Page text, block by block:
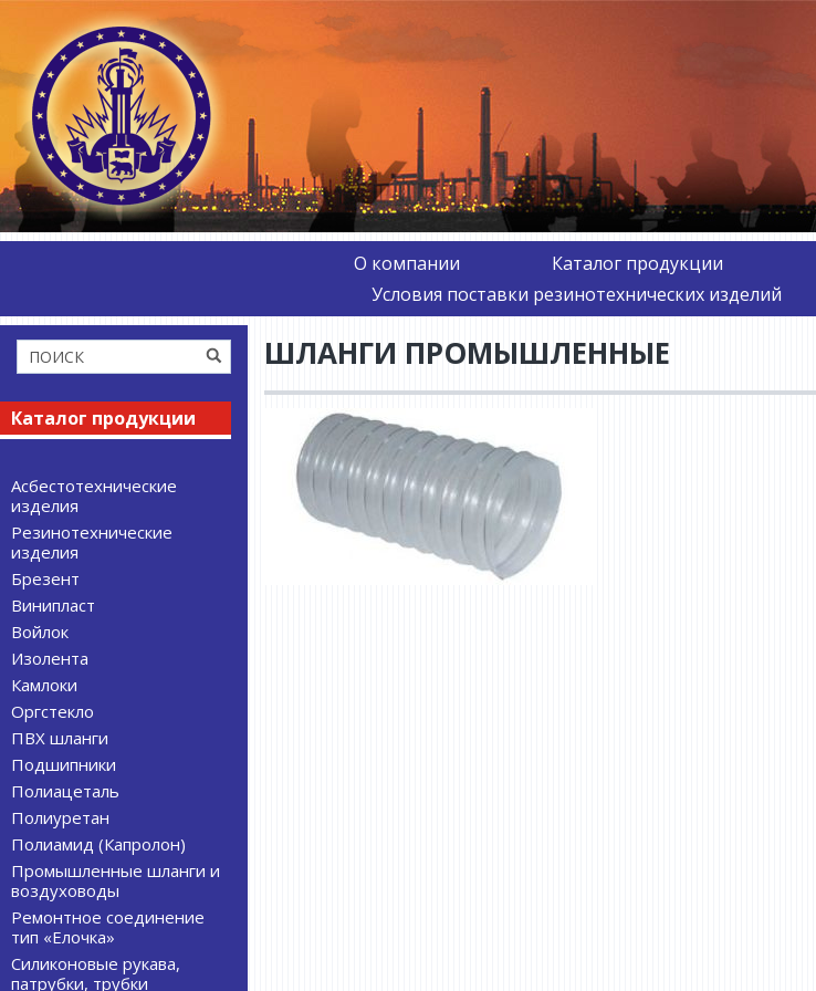
О компании Каталог продукции
Условия поставки резинотехнических изделий
Каталог продукции
Асбестотехнические
изделия
Резинотехнические
изделия
Брезент
Винипласт
Войлок
Изолента
Камлоки
Оргстекло
ПВХ шланги
Подшипники
Полиацеталь
Полиуретан
Полиамид (Капролон)
Промышленные шланги и
воздуховоды
Ремонтное соединение
тип «Елочка»
Силиконовые рукава,
патрубки, трубки
ШЛАНГИ ПРОМЫШЛЕННЫЕ